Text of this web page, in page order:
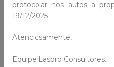
SANTA CASA DE
DE ARAÇATUBA
RECUPERAÇÃO JUDICIAL
Administrador: Laspro
protocolar nos autos a
19/12/2025
Atenciosamente,
Equipe Laspro Consultores.